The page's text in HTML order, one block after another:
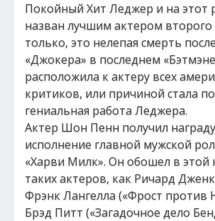
Покойный Хит Леджер и на этот
назван лучшим актером второго
только, это нелепая смерть
«Джокера» в последнем
расположила к актеру всех
критиков, или причиной стала
гениальная работа Леджера.
Актер Шон Пенн получил
исполнение главной мужской
«Харви Милк». Он обошел в
таких актеров, как Ричард
Фрэнк Лангелла («Фрост против
Брэд Питт («Загадочное дело